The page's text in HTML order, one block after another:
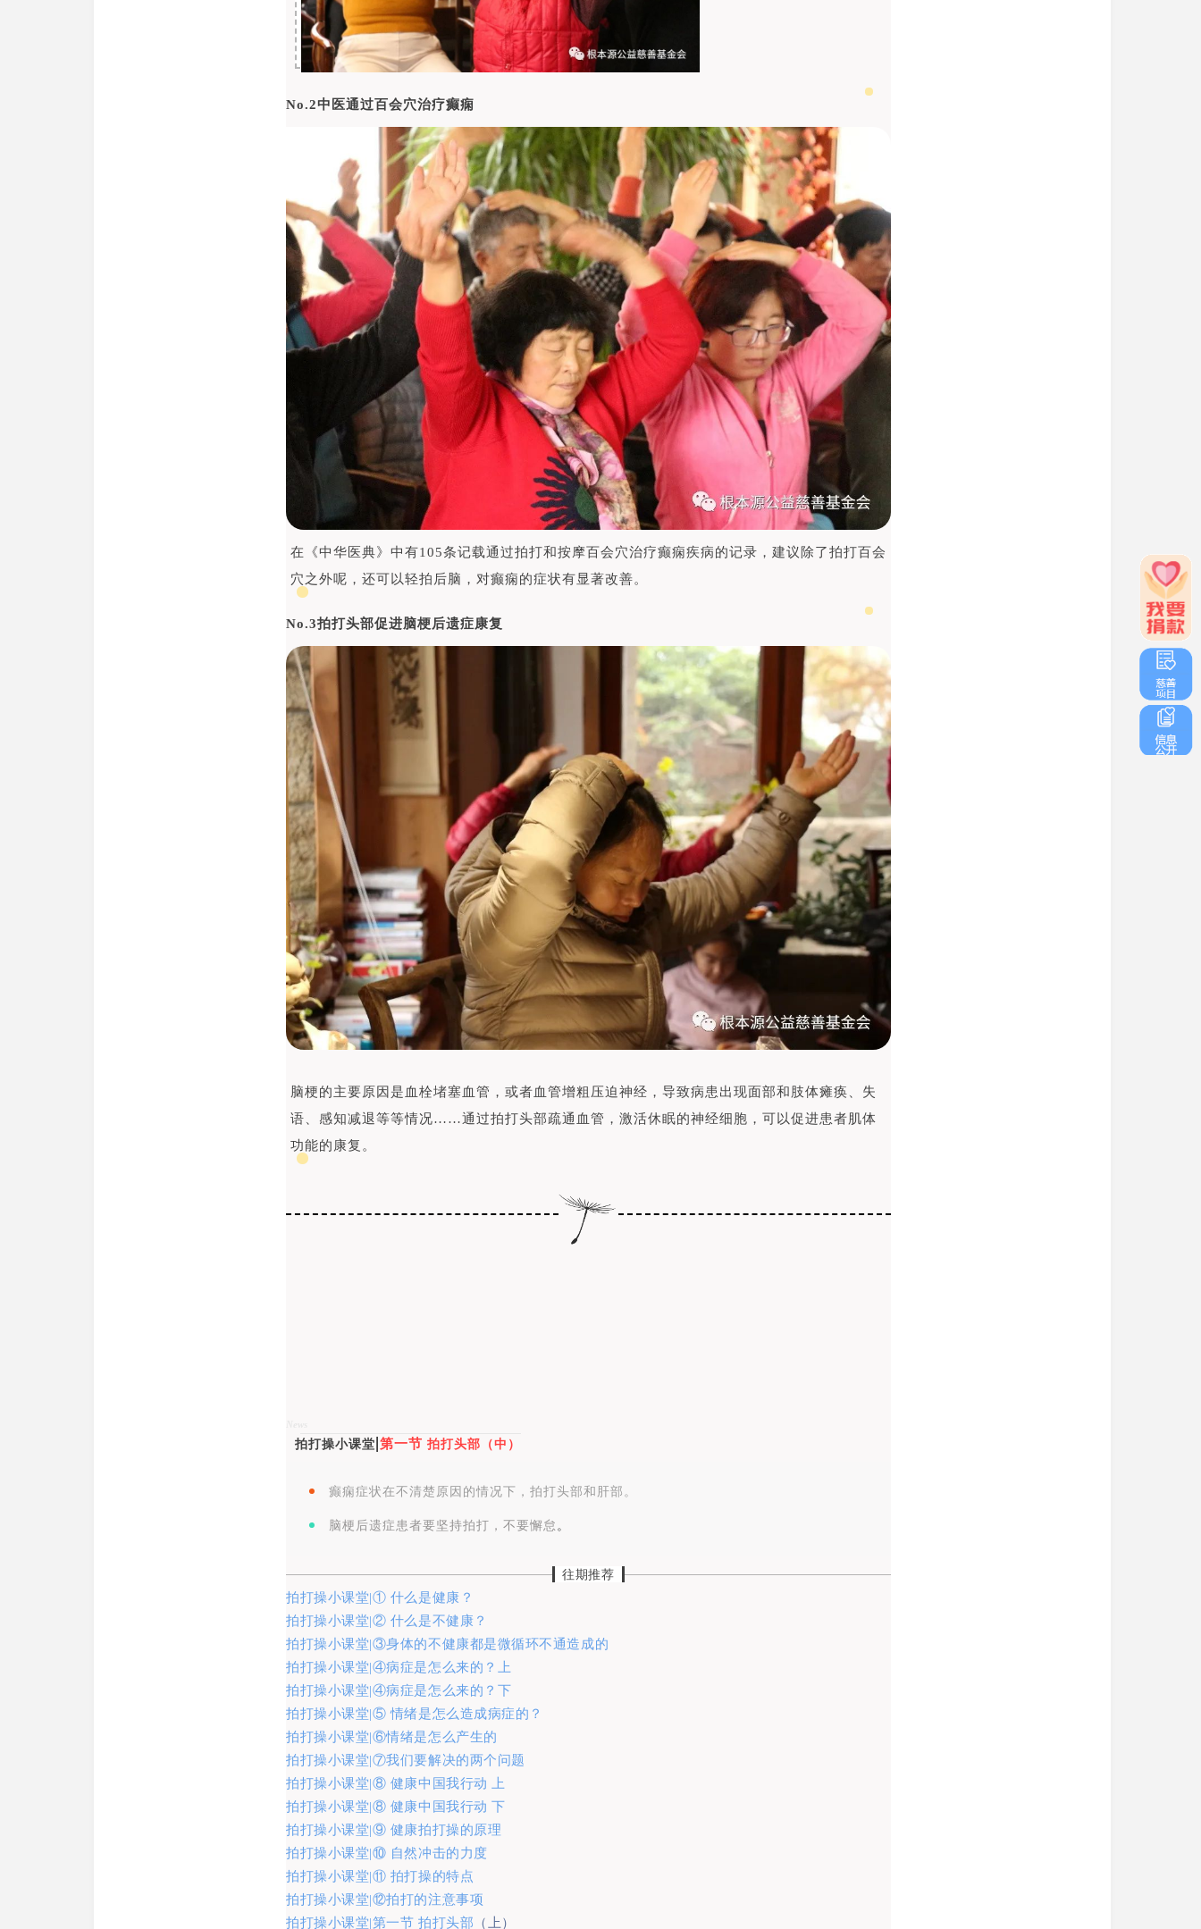
No.2中医通过百会穴治疗癫痫
在《中华医典》中有105条记载通过拍打和按摩百会穴治疗癫痫疾病的记录，建议除了拍打百会
穴之外呢，还可以轻拍后脑，对癫痫的症状有显著改善。
No.3拍打头部促进脑梗后遗症康复
脑梗的主要原因是血栓堵塞血管，或者血管增粗压迫神经，导致病患出现面部和肢体瘫痪、失
语、感知减退等等情况……通过拍打头部疏通血管，激活休眠的神经细胞，可以促进患者肌体
功能的康复。
拍打操小课堂|第一节 拍打头部（中）
癫痫症状在不清楚原因的情况下，拍打头部和肝部。
脑梗后遗症患者要坚持拍打，不要懈怠 。
往期推荐
拍打操小课堂|① 什么是健康？
拍打操小课堂|② 什么是不健康？
拍打操小课堂|③身体的不健康都是微循环不通造成的
拍打操小课堂|④病症是怎么来的？上
拍打操小课堂|④病症是怎么来的？下
拍打操小课堂|⑤ 情绪是怎么造成病症的？
拍打操小课堂|⑥情绪是怎么产生的
拍打操小课堂|⑦我们要解决的两个问题
拍打操小课堂|⑧ 健康中国我行动 上
拍打操小课堂|⑧ 健康中国我行动 下
拍打操小课堂|⑨ 健康拍打操的原理
拍打操小课堂|⑩ 自然冲击的力度
拍打操小课堂|⑪ 拍打操的特点
拍打操小课堂|⑫拍打的注意事项
拍打操小课堂|第一节 拍打头部 （上）